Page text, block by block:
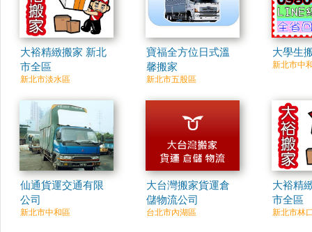
大裕精緻搬家 新北
市全區
新北市淡水區
寶福全方位日式溫
馨搬家
新北市五股區
大學生
新北市中
仙通貨運交通有限
公司
新北市中和區
大台灣搬家貨運倉
儲物流公司
台北市內湖區
大裕精
市全區
新北市林